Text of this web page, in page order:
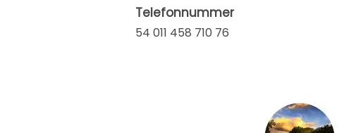
Telefonnummer
54 011 458 710 76